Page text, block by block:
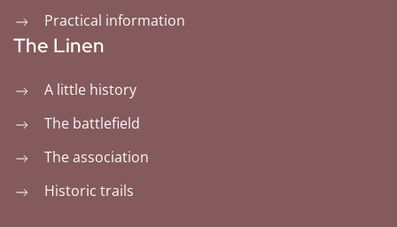
Practical information
The Linen
A little history
The battlefield
The association
Historic trails